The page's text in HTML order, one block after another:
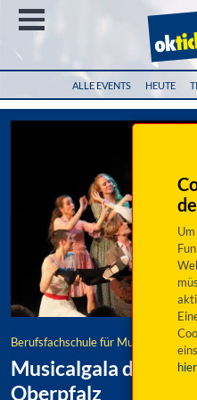
ALLE EVENTS HEUTE
hier
Berufsfachschule für Musik
Musicalgala der
Oberpfalz